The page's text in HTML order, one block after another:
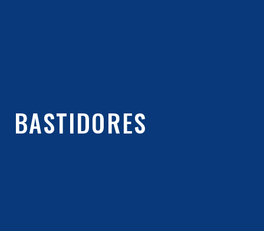
BASTIDORES